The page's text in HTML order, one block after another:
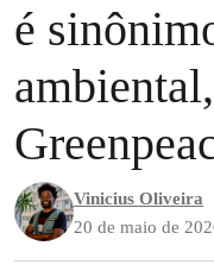
é
Vinicius Oliveira
20 de maio de